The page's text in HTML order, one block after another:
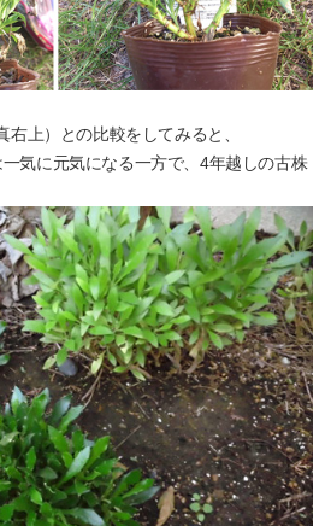
右上）との比較をしてみると、
気に元気になる一方で、4年越しの古株